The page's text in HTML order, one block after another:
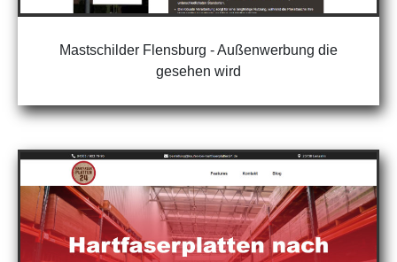
Mastschilder Flensburg - Außenwerbung die
gesehen wird